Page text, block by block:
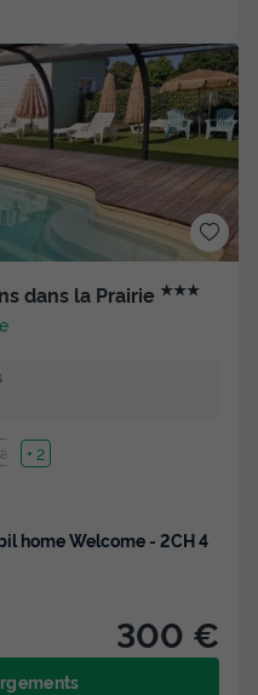
dans la Prairie ★★★
+ 2
home Welcome - 2CH 4
300 €